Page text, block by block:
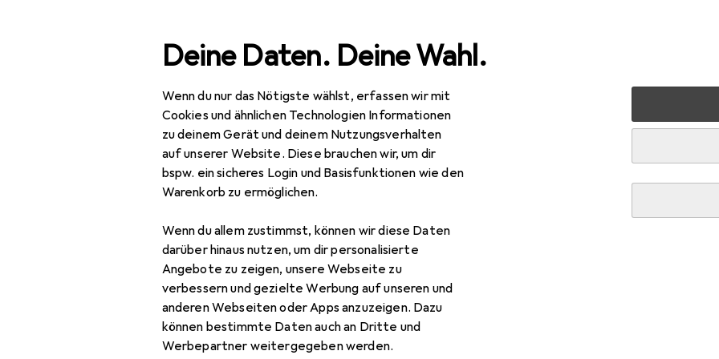
Deine Daten. Deine Wahl.
Wenn du nur das Nötigste wählst, erfassen wir mit
Cookies und ähnlichen Technologien Informationen
zu deinem Gerät und deinem Nutzungsverhalten
auf unserer Website. Diese brauchen wir, um dir
bspw. ein sicheres Login und Basisfunktionen wie den
Warenkorb zu ermöglichen.
Wenn du allem zustimmst, können wir diese Daten
darüber hinaus nutzen, um dir personalisierte
Angebote zu zeigen, unsere Webseite zu
verbessern und gezielte Werbung auf unseren und
anderen Webseiten oder Apps anzuzeigen. Dazu
können bestimmte Daten auch an Dritte und
Werbepartner weitergegeben werden.
Navigation nach Kategorien
Gesamtsortiment Baumarkt + Garten Bauen + Renovieren